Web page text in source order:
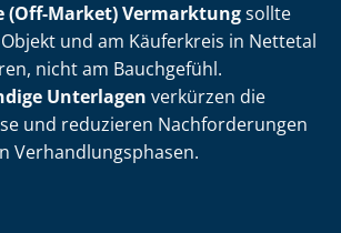
(Off-Market) Vermarktungsollte
und am Käuferkreis in Nettetal
nicht am Bauchgefühl.
Unterlagen verkürzen die
und reduzieren Nachforderungen
Ver­hand­lungs­pha­sen.